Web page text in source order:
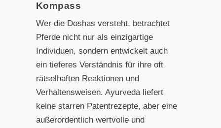
Kompass
Wer die Doshas versteht, betrachtet
Pferde nicht nur als einzigartige
Individuen, sondern entwickelt auch
ein tieferes Verständnis für ihre oft
rätselhaften Reaktionen und
Verhaltensweisen. Ayurveda liefert
keine starren Patentrezepte, aber eine
außerordentlich wertvolle und